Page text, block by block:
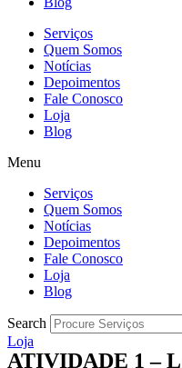
Serviços
Quem Somos
Notícias
Depoimentos
Fale Conosco
Loja
Blog
Menu
Serviços
Quem Somos
Notícias
Depoimentos
Fale Conosco
Loja
Blog
Search
Loja
ATIVIDADE 1 –